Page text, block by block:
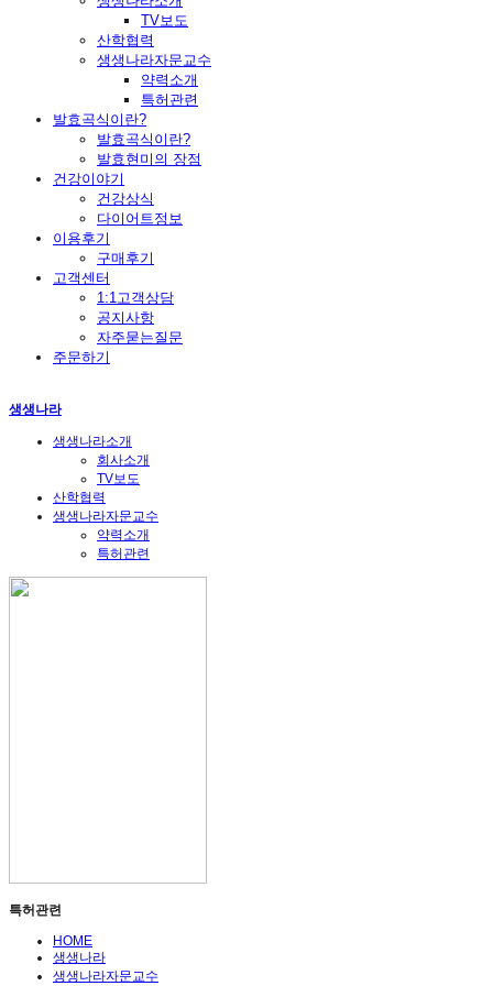
TV보도
산학협력
생생나라자문교수
약력소개
특허관련
발효곡식이란?
발효곡식이란?
발효현미의 장점
건강이야기
건강상식
다이어트정보
이용후기
구매후기
고객센터
1:1고객상담
공지사항
자주묻는질문
주문하기
생생나라
생생나라소개
회사소개
TV보도
산학협력
생생나라자문교수
약력소개
특허관련
특허관련
HOME
생생나라
생생나라자문교수